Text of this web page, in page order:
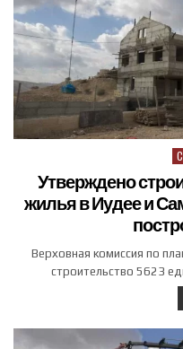
Утверждено
жилья в Иудее и
Верховная комиссия по
строительство 5623